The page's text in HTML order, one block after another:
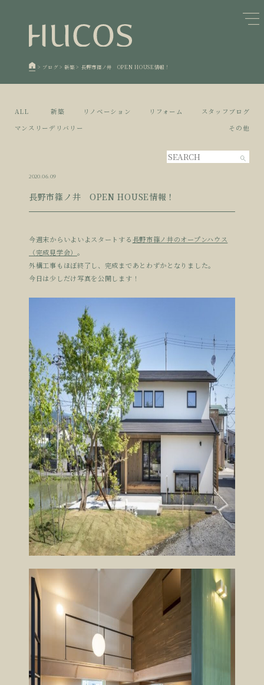
日本森林と循環
欧州住宅の文化と日本の現在地
廃棄物について知る
5 空き家とリノベーション
1 蓄熱するパッシブデザイン
2 自然素材の温もりと快適性を実現
活かすリノベーション
> ブログ>新築 > 長野市篠ノ井 OPEN HOUSE情報！
ALL 新築 リノベーション リフォーム
スタッフブログ
マンスリーデリバリー
その他
2020.06.09
長野市篠ノ井 OPEN HOUSE情報！
今週末からいよいよスタートする長野市篠ノ井のオープンハウス
（完成見学会） 。
外構工事もほぼ終了し、完成まであとわずかとなりました。
今日は少しだけ写真を公開します！